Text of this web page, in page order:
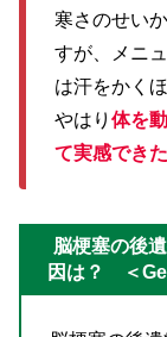
寒さのせい
すが、メニ
は汗をかく
やはり 体を
て実感でき
脳梗塞の後
因は？ ＜